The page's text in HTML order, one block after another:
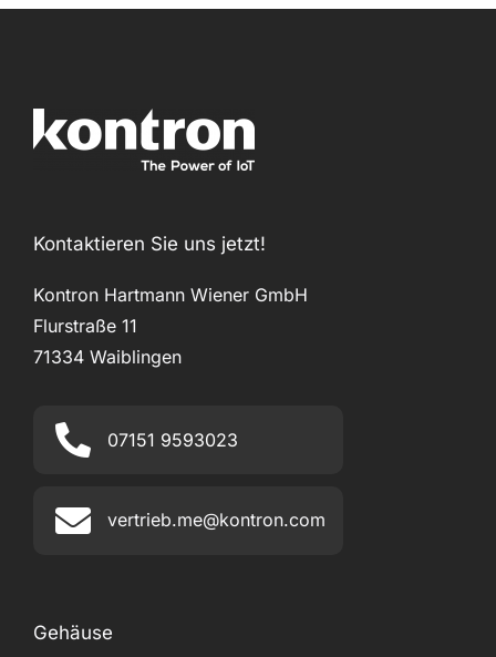
Kontaktieren Sie uns jetzt!
Kontron Hartmann Wiener GmbH
Flurstraße 11
71334 Waiblingen
07151 9593023
vertrieb.me@kontron.com
Gehäuse